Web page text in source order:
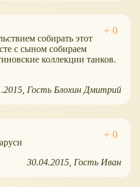
собирать этот
с сыном собираем
коллекции танков.
Гость Блохин Дмитрий
30.04.2015 Гость Иван